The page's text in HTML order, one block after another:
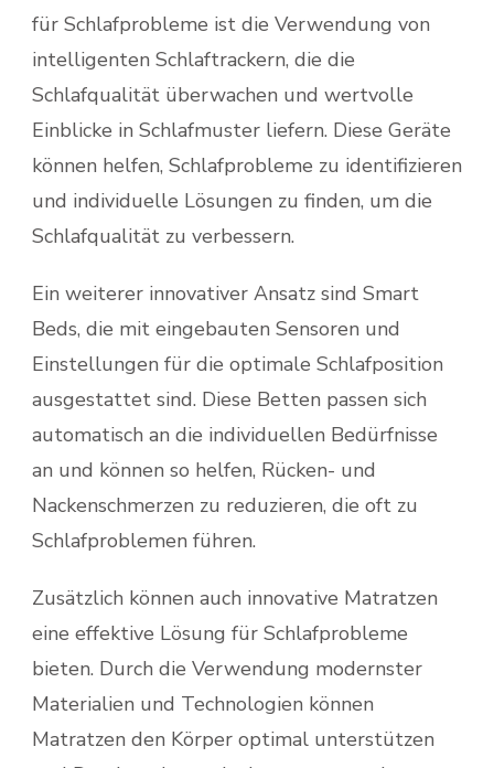
für Schlafprobleme ist die Verwendung von
intelligenten Schlaftrackern, die die
Schlafqualität überwachen und wertvolle
Einblicke in Schlafmuster liefern. Diese Geräte
können helfen, Schlafprobleme zu identifizieren
und individuelle Lösungen zu finden, um die
Schlafqualität zu verbessern.
Ein weiterer innovativer Ansatz sind Smart
Beds, die mit eingebauten Sensoren und
Einstellungen für die optimale Schlafposition
ausgestattet sind. Diese Betten passen sich
automatisch an die individuellen Bedürfnisse
an und können so helfen, Rücken- und
Nackenschmerzen zu reduzieren, die oft zu
Schlafproblemen führen.
Zusätzlich können auch innovative Matratzen
eine effektive Lösung für Schlafprobleme
bieten. Durch die Verwendung modernster
Materialien und Technologien können
Matratzen den Körper optimal unterstützen